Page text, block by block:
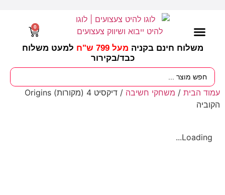
משלוח חינם בקניה מעל 799 ש"ח
למעט משלוח
כבד/בקירור
0
עמוד הבית / משחקי חשיבה
/ דיקסיט 4 (מקורות) Origins
הקוביה
Loading...